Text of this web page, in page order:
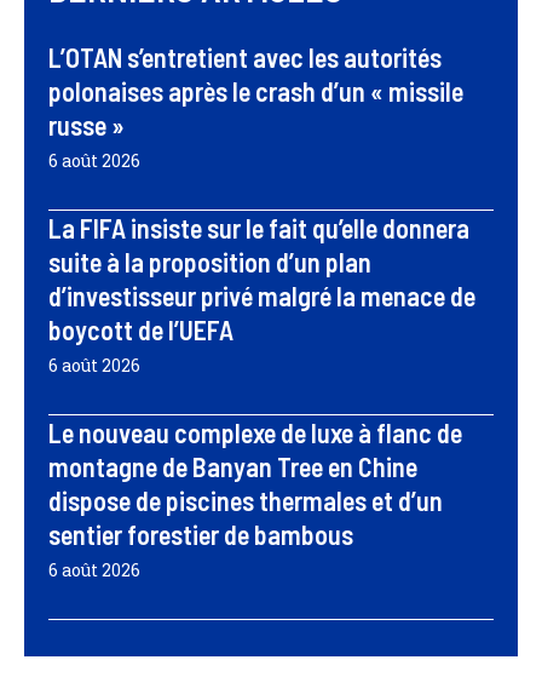
L’OTAN s’entretient avec les autorités
polonaises après le crash d’un « missile
russe »
6 août 2026
La FIFA insiste sur le fait qu’elle donnera
suite à la proposition d’un plan
d’investisseur privé malgré la menace de
boycott de l’UEFA
6 août 2026
Le nouveau complexe de luxe à flanc de
montagne de Banyan Tree en Chine
dispose de piscines thermales et d’un
sentier forestier de bambous
6 août 2026